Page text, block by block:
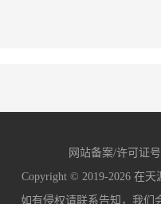
网站备案/许可证号
Copyright © 2019-2026 在天
如有侵权请联系告知，我们